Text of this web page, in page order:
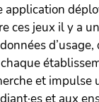
application
ces jeux il y a
et
et aux